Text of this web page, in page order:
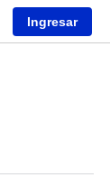
Ingresar